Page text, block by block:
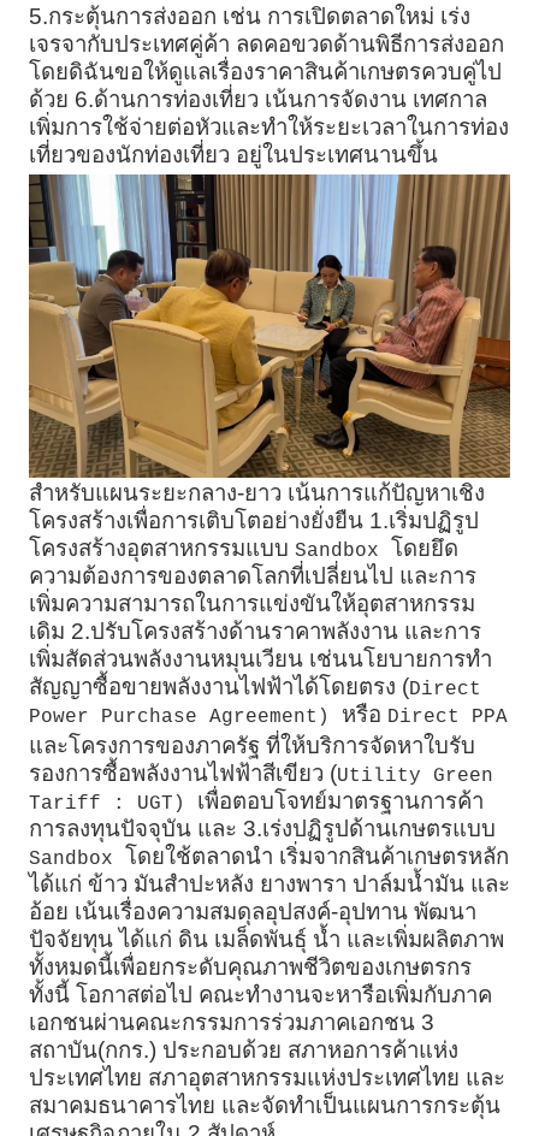
5.กระตุ้นการส่งออก เช่น การเปิดตลาดใหม่ เร่ง
เจรจากับประเทศคู่ค้า ลดคอขวดด้านพิธีการส่งออก
โดยดิฉันขอให้ดูแลเรื่องราคาสินค้าเกษตรควบคู่ไป
ด้วย 6.ด้านการท่องเที่ยว เน้นการจัดงาน เทศกาล
เพิ่มการใช้จ่ายต่อหัวและทำให้ระยะเวลาในการท่อง
เที่ยวของนักท่องเที่ยว อยู่ในประเทศนานขึ้น
สำหรับแผนระยะกลาง-ยาว เน้นการแก้ปัญหาเชิง
โครงสร้างเพื่อการเติบโตอย่างยั่งยืน 1.เริ่มปฏิรูป
โครงสร้างอุตสาหกรรมแบบ Sandbox โดยยึด
ความต้องการของตลาดโลกที่เปลี่ยนไป และการ
เพิ่มความสามารถในการแข่งขันให้อุตสาหกรรม
เดิม 2.ปรับโครงสร้างด้านราคาพลังงาน และการ
เพิ่มสัดส่วนพลังงานหมุนเวียน เช่นนโยบายการทำ
สัญญาซื้อขายพลังงานไฟฟ้าได้โดยตรง (Direct
Power Purchase Agreement) หรือ Direct PPA
และโครงการของภาครัฐ ที่ให้บริการจัดหาใบรับ
รองการซื้อพลังงานไฟฟ้าสีเขียว (Utility Green
Tariff : UGT) เพื่อตอบโจทย์มาตรฐานการค้า
การลงทุนปัจจุบัน และ 3.เร่งปฏิรูปด้านเกษตรแบบ
Sandbox โดยใช้ตลาดนำ เริ่มจากสินค้าเกษตรหลัก
ได้แก่ ข้าว มันสำปะหลัง ยางพารา ปาล์มน้ำมัน และ
อ้อย เน้นเรื่องความสมดุลอุปสงค์-อุปทาน พัฒนา
ปัจจัยทุน ได้แก่ ดิน เมล็ดพันธุ์ น้ำ และเพิ่มผลิตภาพ
ทั้งหมดนี้เพื่อยกระดับคุณภาพชีวิตของเกษตรกร
ทั้งนี้ โอกาสต่อไป คณะทำงานจะหารือเพิ่มกับภาค
เอกชนผ่านคณะกรรมการร่วมภาคเอกชน 3
สถาบัน(กกร.) ประกอบด้วย สภาหอการค้าแห่ง
ประเทศไทย สภาอุตสาหกรรมแห่งประเทศไทย และ
สมาคมธนาคารไทย และจัดทำเป็นแผนการกระตุ้น